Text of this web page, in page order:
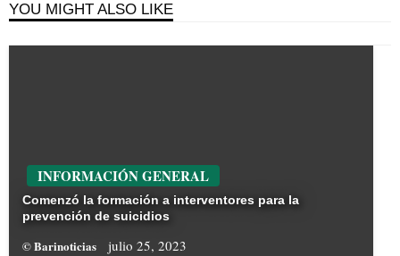
YOU MIGHT ALSO LIKE
INFORMACIÓN GENERAL
Comenzó la formación a interventores para la
prevención de suicidios
© Barinoticias julio 25, 2023